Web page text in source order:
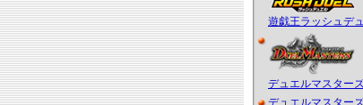
遊戯王ラッシュデ
デュエルマスター
デュエルマスター